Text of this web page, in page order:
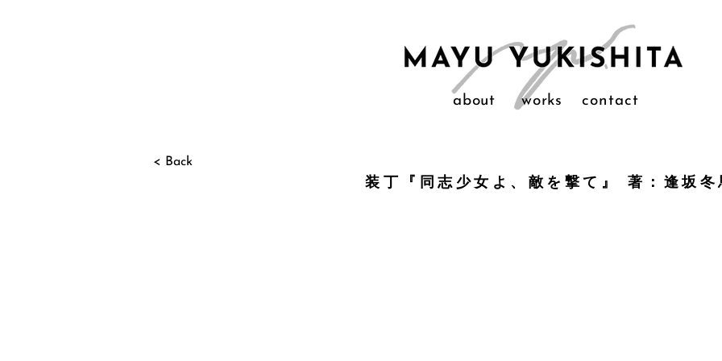
about works contact
< Back
装丁『同志少女よ、敵を撃て』 著：逢坂冬